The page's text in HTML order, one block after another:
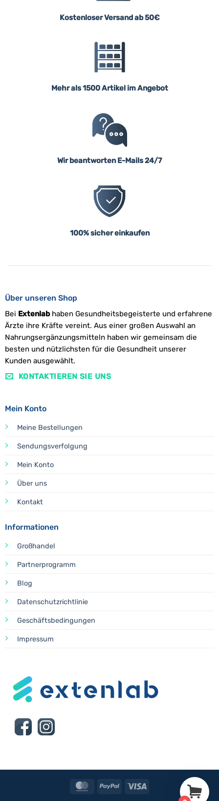
Kostenloser Versand ab 50€
Mehr als 1500 Artikel im Angebot
Wir beantworten E-Mails 24/7
100% sicher einkaufen
Über unseren Shop
Bei Extenlabhaben Gesundheitsbegeisterte und erfahrene
Ärzte ihre Kräfte vereint. Aus einer großen Auswahl an
Nahrungsergänzungsmitteln haben wir gemeinsam die
besten und nützlichsten für die Gesundheit unserer
Kunden ausgewählt.
KONTAKTIEREN SIE UNS
Mein Konto
Meine Bestellungen
Sendungsverfolgung
Mein Konto
Über uns
Kontakt
Informationen
Großhandel
Partnerprogramm
Blog
Datenschutzrichtlinie
Geschäftsbedingungen
Impressum
MasterCardPayPal Visa